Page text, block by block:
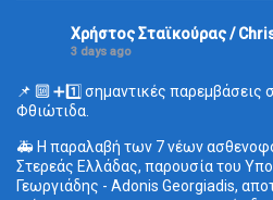
Χρήστος Σταϊκούρας /
3 days ago
📌 🔟 ➕1️⃣ σημαντικές παρεμβάσεις
Φθιώτιδα.
🚑 Η παραλαβή των 7 νέων
Στερεάς Ελλάδας, παρουσία του
Γεωργιάδης - Adonis Georgiadis,